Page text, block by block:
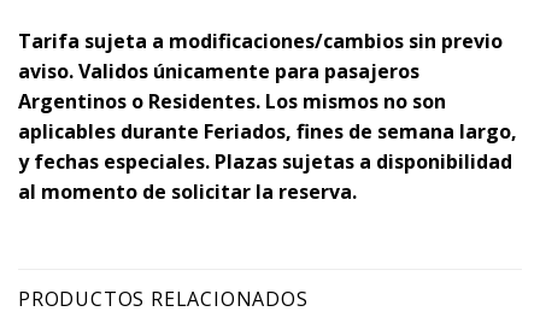
Tarifa sujeta a modificaciones/cambios sin previo
aviso. Validos únicamente para pasajeros
Argentinos o Residentes. Los mismos no son
aplicables durante Feriados, fines de semana largo,
y fechas especiales. Plazas sujetas a disponibilidad
al momento de solicitar la reserva.
PRODUCTOS RELACIONADOS